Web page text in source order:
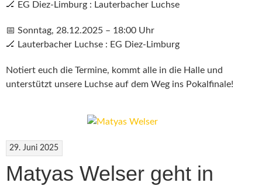
🏒 EG Diez-Limburg : Lauterbacher Luchse
📅 Sonntag, 28.12.2025 – 18:00 Uhr
🏒 Lauterbacher Luchse : EG Diez-Limburg
Notiert euch die Termine, kommt alle in die Halle und
unterstützt unsere Luchse auf dem Weg ins Pokalfinale!
29. Juni 2025
Matyas Welser geht in